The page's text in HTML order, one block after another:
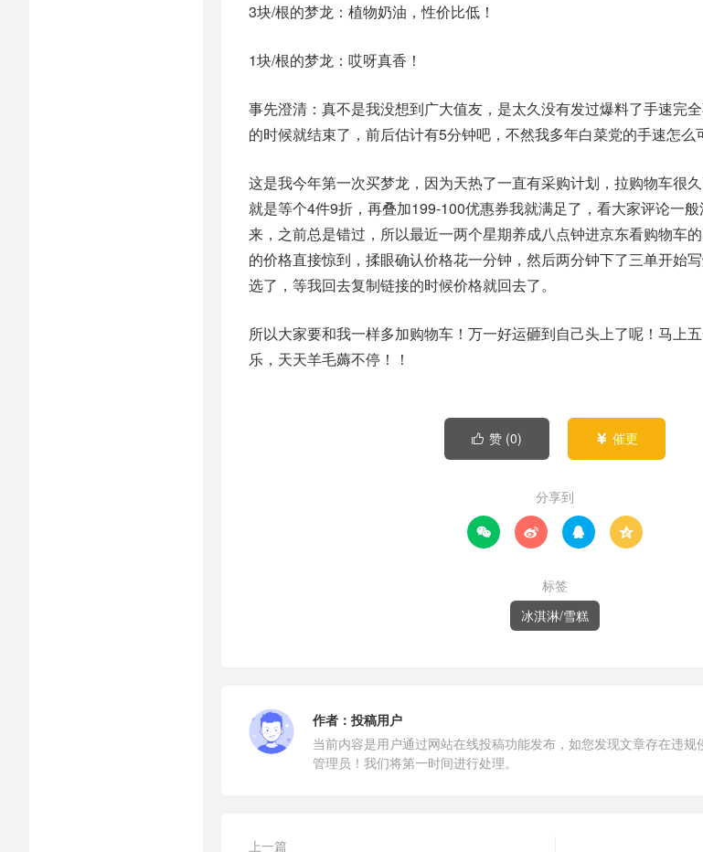
3块/根的梦龙：植物奶油，性价比低！
1块/根的梦龙：哎呀真香！
事先澄清：真不是我没想到广大值友，是太久没有发过爆料了手速完
的时候就结束了，前后估计有5分钟吧，不然我多年白菜党的手速怎么
这是我今年第一次买梦龙，因为天热了一直有采购计划，拉购物车很
就是等个4件9折，再叠加199-100优惠券我就满足了，看大家评论一
来，之前总是错过，所以最近一两个星期养成八点钟进京东看购物车
的价格直接惊到，揉眼确认价格花一分钟，然后两分钟下了三单开始
选了，等我回去复制链接的时候价格就回去了。
所以大家要和我一样多加购物车！万一好运砸到自己头上了呢！马上
乐，天天羊毛薅不停！！
 赞 (0)  催更
分享到
   
标签
冰淇淋/雪糕
作者： 投稿用户
当前内容是用户通过网站在线投稿功能发布，如您发现文章存在违
管理员！我们将第一时间进行处理。
上一篇